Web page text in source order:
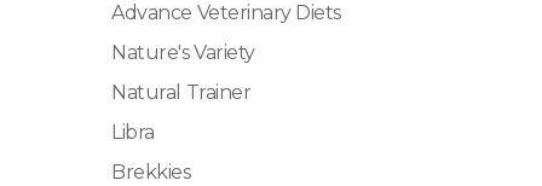
Advance Veterinary Diets
Nature's Variety
Natural Trainer
Libra
Brekkies